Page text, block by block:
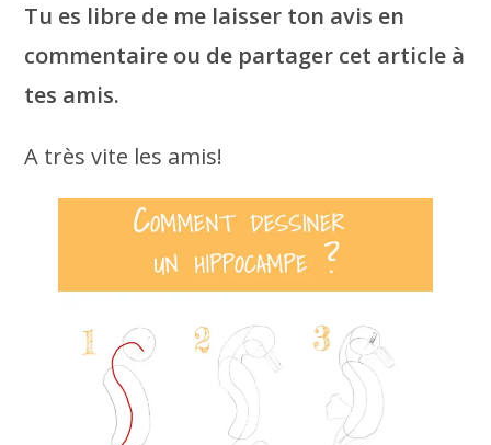
Tu es libre de me laisser ton avis en
commentaire ou de partager cet article à
tes amis.
A très vite les amis!